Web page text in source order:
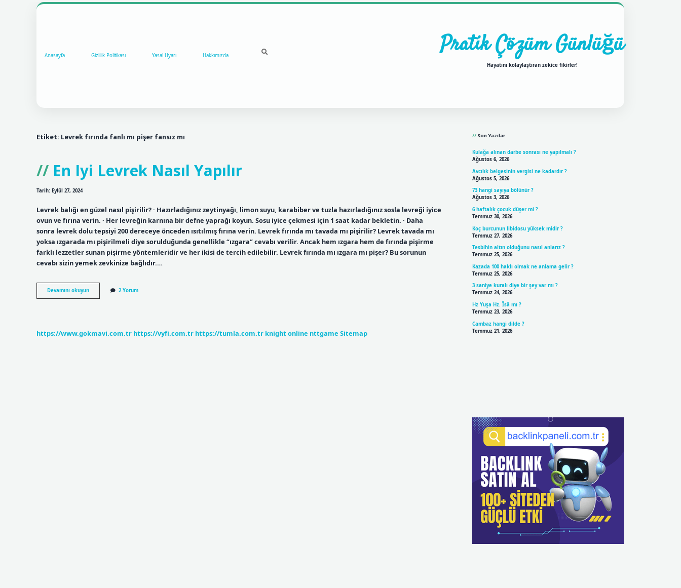
Anasayfa Gizlilik Politikası Yasal Uyarı Hakkımızda Pratik Çözüm Günlüğü
Hayatını kolaylaştıran zekice fikirler!
Etiket: Levrek fırında fanlı mı pişer fansız mı
En Iyi Levrek Nasıl Yapılır
Tarih: Eylül 27, 2024
Levrek balığı en güzel nasıl pişirilir? · Hazırladığınız zeytinyağı, limon suyu, karabiber ve tuzla hazırladığınız sosla levreği iyice
ovun ve fırına verin. · Her levreğin karnına bir defne yaprağı koyun. Sosu iyice çekmesi için 1 saat kadar bekletin. · Daha
sonra levrek dolu tepsiyi 200 dereceye önceden ısıtılmış fırına verin. Levrek fırında mı tavada mı pişirilir? Levrek tavada mı
yoksa ızgarada mı pişirilmeli diye sorulduğunda genellikle “ızgara” cevabı verilir. Ancak hem ızgara hem de fırında pişirme
farklı lezzetler sunan pişirme yöntemleridir ve her ikisi de tercih edilebilir. Levrek fırında mı ızgara mı pişer? Bu sorunun
cevabı sizin yemek zevkinize bağlıdır.…
Devamını okuyunEn
Iyi
2 Yorum
https://www.gokmavi.com.tr https://vyfi.com.tr https://tumla.com.tr knight online nttgame Sitemap
Son Yazılar
Kulağa alınan darbe sonrası ne yapılmalı ?
Ağustos 6, 2026
Avcılık belgesinin vergisi ne kadardır ?
Ağustos 5, 2026
73 hangi sayıya bölünür ?
Ağustos 3, 2026
6 haftalık çocuk düşer mi ?
Temmuz 30, 2026
Koç burcunun libidosu yüksek midir ?
Temmuz 27, 2026
Tesbihin altın olduğunu nasıl anlarız ?
Temmuz 25, 2026
Kazada 100 haklı olmak ne anlama gelir ?
Temmuz 25, 2026
3 saniye kuralı diye bir şey var mı ?
Temmuz 24, 2026
Hz Yuşa Hz. Îsâ mı ?
Temmuz 23, 2026
Cambaz hangi dilde ?
Temmuz 21, 2026